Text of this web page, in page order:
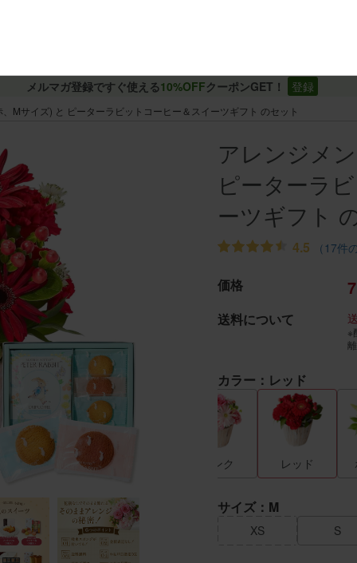
メルマガ登録ですぐ使える10%OFFクーポンGET！ 登録
Mサイズ) と ピーターラビットコーヒー＆スイーツギフト のセット
アレンジメ
ピーターラ
ーツギフト
4.5 （17件
価格
送料について
※
カラー：レッド
ピンク レッド
サイズ：M
XS S